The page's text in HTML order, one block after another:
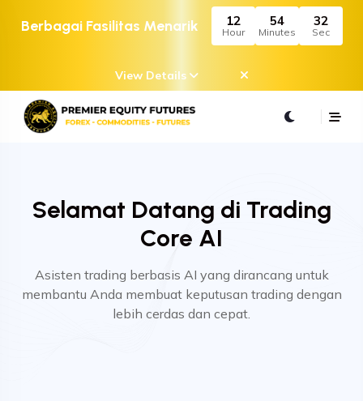
Berbagai Fasilitas Menarik 12
Hour
54
Minutes
32
Sec
View Details
Selamat Datang di Trading
Core AI
Asisten trading berbasis AI yang dirancang untuk
membantu Anda membuat keputusan trading dengan
lebih cerdas dan cepat.